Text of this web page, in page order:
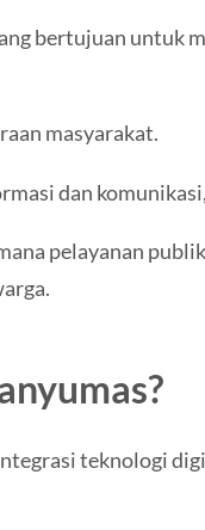
bertujuan untuk
masyarakat.
dan komunikasi,
pelayanan
teknologi